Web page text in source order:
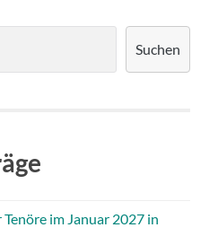
Suchen
im Januar 2027 in